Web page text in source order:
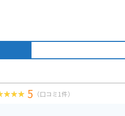
5 （口コミ1件）